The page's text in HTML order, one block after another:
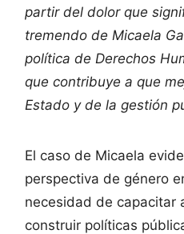
partir del dolor que
tremendo de Micaela
política de Derechos
que contribuye a que
Estado y de la gestión
El caso de Micaela
perspectiva de género
necesidad de capacitar
construir políticas